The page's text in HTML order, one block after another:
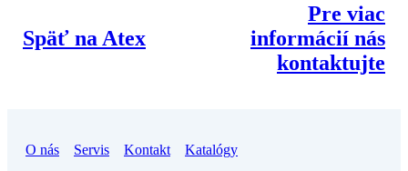
Späť na Atex
Pre viac
informácií nás
kontaktujte
O nás Servis Kontakt Katalógy